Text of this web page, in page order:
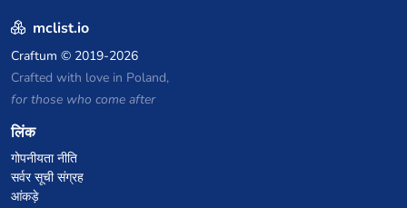
mclist.io
Craftum © 2019-2026
Crafted with love in Poland,
for those who come after
लिंक
गोपनीयता नीति
सर्वर सूची संग्रह
आंकड़े